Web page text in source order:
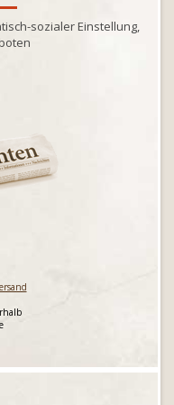
sozialer Einstellung,